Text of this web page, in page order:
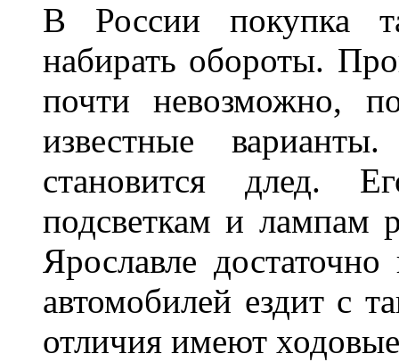
В России покупка
набирать обороты.
почти невозможно,
известные
становится длед.
подсветкам и лампам
Ярославле
автомобилей ездит с
отличия имеют